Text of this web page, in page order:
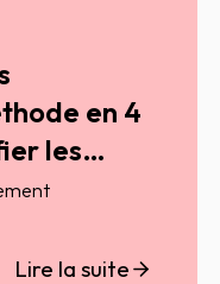
L’article
dédiée
commerciale
de la
en 4
les
Lire la suite